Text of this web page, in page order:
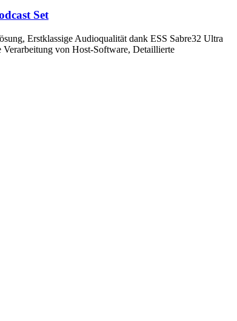
Set
Erstklassige Audioqualität dank ESS Sabre32 Ultra
von Host-Software, Detaillierte